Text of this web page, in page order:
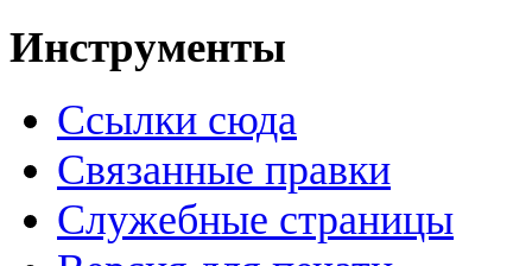
Инструменты
Ссылки сюда
Связанные правки
Служебные страницы